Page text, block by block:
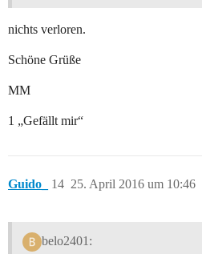
nichts verloren.
Schöne Grüße
MM
1 „Gefällt mir“
Guido_ 25. April 2016 um 10:46
14
belo2401: